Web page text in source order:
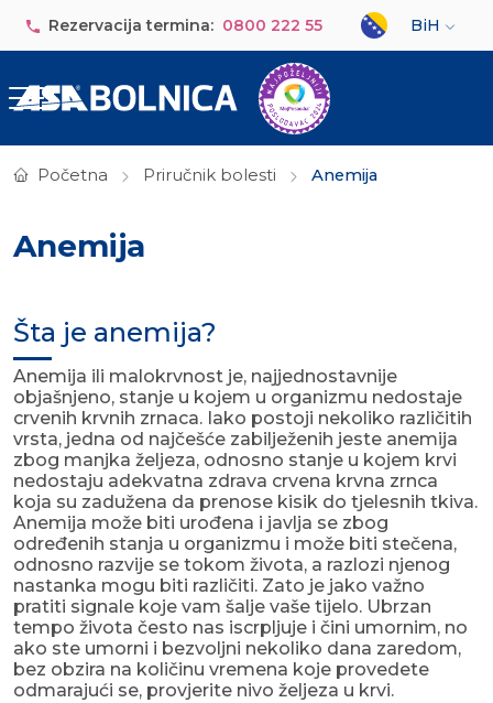
Rezervacija termina: 0800 222 55
Select your
BiH
Početna Priručnik bolesti Anemija
Anemija
Šta je anemija?
Anemija ili malokrvnost je, najjednostavnije
objašnjeno, stanje u kojem u organizmu nedostaje
crvenih krvnih zrnaca. Iako postoji nekoliko različitih
vrsta, jedna od najčešće zabilježenih jeste anemija
zbog manjka željeza, odnosno stanje u kojem krvi
nedostaju adekvatna zdrava crvena krvna zrnca
koja su zadužena da prenose kisik do tjelesnih tkiva.
Anemija može biti urođena i javlja se zbog
određenih stanja u organizmu i može biti stečena,
odnosno razvije se tokom života, a razlozi njenog
nastanka mogu biti različiti. Zato je jako važno
pratiti signale koje vam šalje vaše tijelo. Ubrzan
tempo života često nas iscrpljuje i čini umornim, no
ako ste umorni i bezvoljni nekoliko dana zaredom,
bez obzira na količinu vremena koje provedete
odmarajući se, provjerite nivo željeza u krvi.